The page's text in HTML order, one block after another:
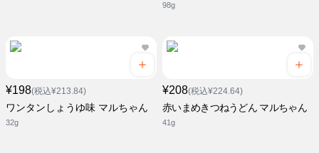
98g
¥198(税込¥213.84)
ワンタンしょうゆ味 マルちゃん
32g
¥208(税込¥224.64)
赤いまめきつねうどん マルちゃん
41g